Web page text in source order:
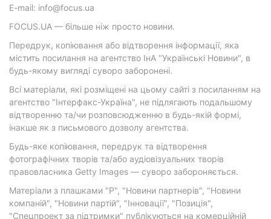
E-mail: info@focus.ua
FOCUS.UA — більше ніж просто новини.
Передрук, копіювання або відтворення інформації, яка
містить посилання на агентство ІнА "Українські Новини", в
будь-якому вигляді суворо заборонені.
Всі матеріали, які розміщені на цьому сайті з посиланням на
агентство "Інтерфакс-Україна", не підлягають подальшому
відтворенню та/чи розповсюдженню в будь-якій формі,
інакше як з письмового дозволу агентства.
Будь-яке копіювання, передрук та відтворення
фотографічних творів та/або аудіовізуальних творів
правовласника Getty Images — суворо забороняється.
Матеріали з плашками "Р", "Новини партнерів", "Новини
компаній", "Новини партій", "Інновації", "Позиція",
"Спецпроект за підтримки" публікуються на комерційній